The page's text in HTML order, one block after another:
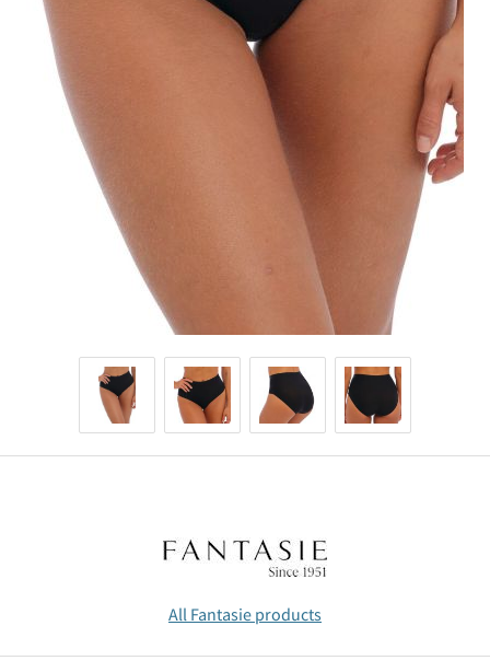
All Fantasie products